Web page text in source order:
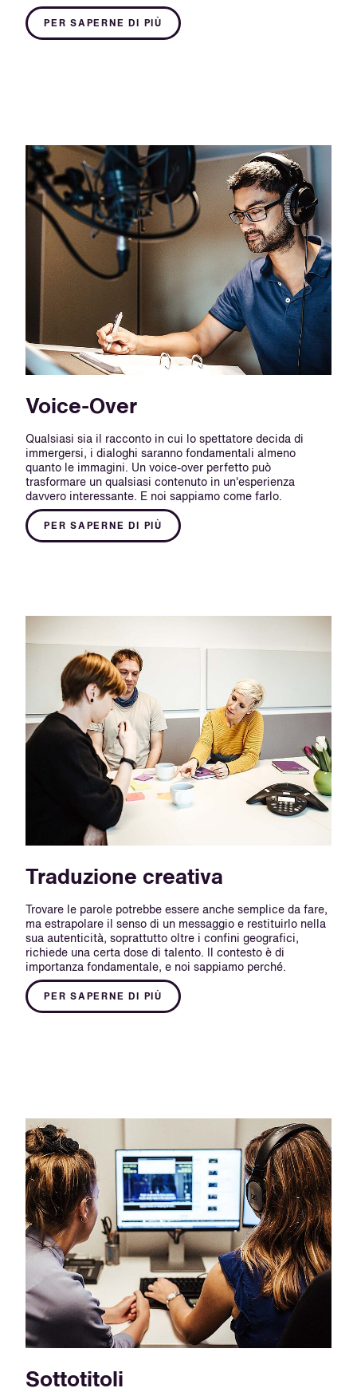
PER SAPERNE DI PIÙ
Voice-Over
Qualsiasi sia il racconto in cui lo spettatore decida di
immergersi, i dialoghi saranno fondamentali almeno
quanto le immagini. Un voice-over perfetto può
trasformare un qualsiasi contenuto in un'esperienza
davvero interessante. E noi sappiamo come farlo.
PER SAPERNE DI PIÙ
Traduzione creativa
Trovare le parole potrebbe essere anche semplice da fare,
ma estrapolare il senso di un messaggio e restituirlo nella
sua autenticità, soprattutto oltre i confini geografici,
richiede una certa dose di talento. Il contesto è di
importanza fondamentale, e noi sappiamo perché.
PER SAPERNE DI PIÙ
Sottotitoli